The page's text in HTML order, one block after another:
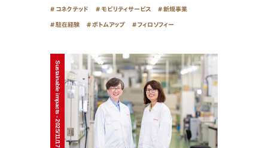
コネクテッド モビリティサービス 新規事業
駐在経験 ボトムアップ フィロソフィー
Sustainable impacts - 2025/11/17